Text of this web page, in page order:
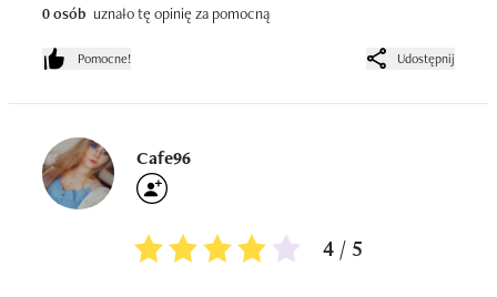
0 osób uznało tę opinię za pomocną
Pomocne! Udostępnij
Cafe96
4 / 5